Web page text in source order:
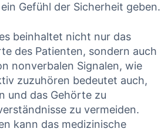
Gefühl ⁣der Sicherheit geben.
beinhaltet nicht ⁣nur das
des Patienten,⁢ sondern auch
nonverbalen Signalen, ​wie
zuzuhören bedeutet auch,
und das Gehörte zu
zu vermeiden.
kann das medizinische